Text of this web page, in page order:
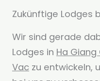
Zukünftige Lodges
Wir sind gerade
Lodges in Ha Giang
Vac zu entwickeln,